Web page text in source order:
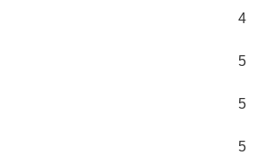
4
5
5
5